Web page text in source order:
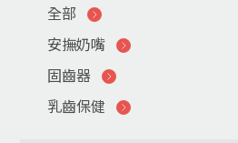
全部
安撫奶嘴
固齒器
乳齒保健